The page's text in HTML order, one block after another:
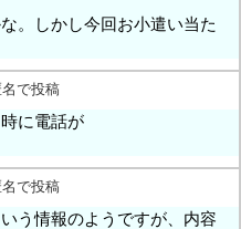
。しかし今回お小遣い当た
名で投稿
に電話が
名で投稿
う情報のようですが、内容